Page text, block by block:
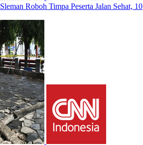
Roboh Timpa Peserta Jalan Sehat, 10